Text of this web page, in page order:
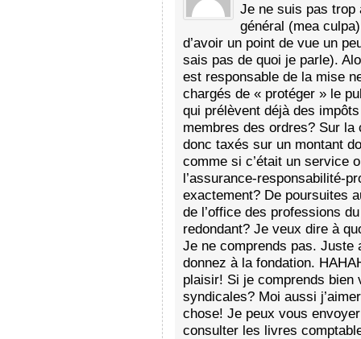
Je ne suis pas trop
général (mea
d’avoir un point de vue un
sais pas de quoi je parle).
est responsable de la mise
chargés de « protéger » le
qui prélèvent déjà des
membres des ordres? Sur
donc taxés sur un montant
comme si c’était un service
l’assurance-responsabilité-
exactement? De poursuites
de l’office des professions
redondant? Je veux dire à
Je ne comprends pas. Juste
donnez à la fondation.
plaisir! Si je comprends
syndicales? Moi aussi
chose! Je peux vous
consulter les livres